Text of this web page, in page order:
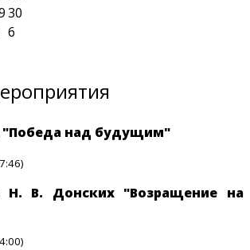
30
6
"Победа над будущим"
Н. В. Донских "Возращение на